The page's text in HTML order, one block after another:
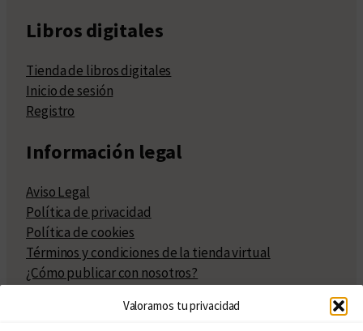
Valoramos tu privacidad
Libros digitales
Tienda de libros digitales
Inicio de sesión
Registro
Información legal
Aviso Legal
Política de privacidad
Política de cookies
Términos y condiciones de la tienda virtual
¿Cómo publicar con nosotros?
Políticas de publicación